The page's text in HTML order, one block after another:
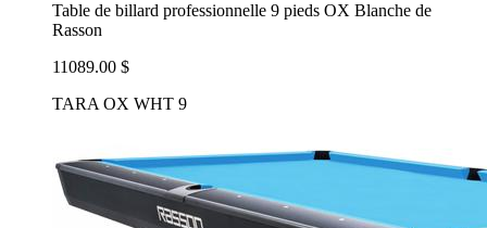
Table de billard professionnelle 9 pieds OX Blanche de
Rasson
11089.00 $
TARA OX WHT 9